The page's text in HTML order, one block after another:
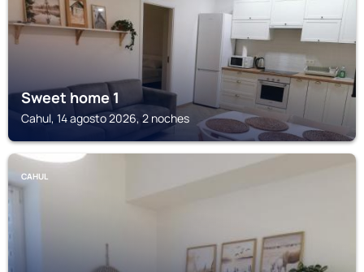
Sweet home 1
Cahul, 14 agosto 2026, 2 noches
CAHUL